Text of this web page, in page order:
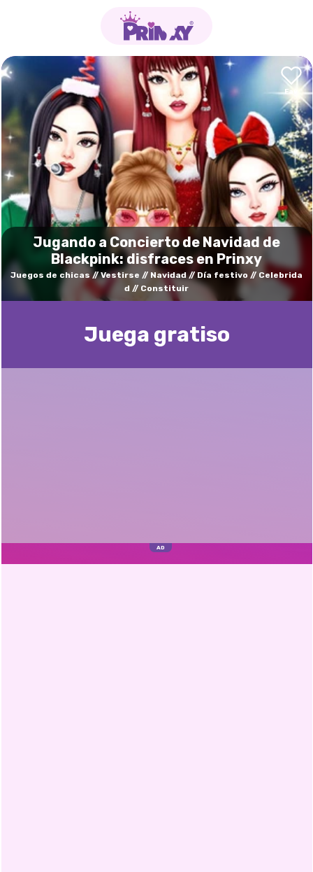
Jugando a Concierto de Navidad de
Blackpink: disfraces en Prinxy
Juegos de chicas Vestirse Navidad Día festivo
Celebrida
d
Constituir
Juega gratisо